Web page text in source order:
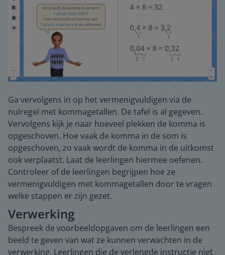
Ga vervolgens in op het vermenigvuldigen via de
nulregel met kommagetallen. De tafel is al gegeven.
Vervolgens kijk je naar hoeveel plekken de komma is
opgeschoven. Hoe vaak de komma in de som is
opgeschoven, zo vaak wordt de komma in de uitkomst
ook verplaatst. Laat de leerlingen hiermee oefenen.
Controleer of de leerlingen begrijpen hoe ze
vermenigvuldigen met kommagetallen door te vragen
welke stappen er zijn gezet.
Verwerking
Bespreek de voorbeeldopgaven om de leerlingen een
beeld te geven van wat ze kunnen verwachten in de
verwerking. Leerlingen die de verlengde instructie niet